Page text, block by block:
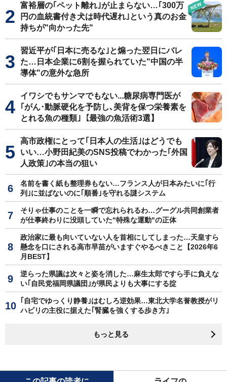
富裕層の｢ペット離れ｣が止まらない…｢300万
円の血統書付き犬は時代遅れ｣という真のお金
持ちが"向かった先"
習近平が｢日本に売るな｣と煽った翌日にバレ
た…日本企業に6割を握られていた"中国の半
導体"の意外な急所
イワシでもサンマでもない...糖尿病専門医が
｢がん･動脈硬化を予防し､美背を保つ栄養素を
とれる魚の種類｣【最強の魚活術3選】
高市政権にとって｢日本人の生活｣はどうでも
いい…小野田紀美のSNS投稿でわかった｢外国
人政策｣の本当の狙い
名前を書く紙も整理券もない…フランス人が日本みたいに｢行
列｣に並ばないのに｢順番｣を守れる謎システム
そりゃ仕事のことを一瞬で忘れられるわ…グーグル共同創業者
が仕事終わりに没頭していた"特殊な運動"の正体
政治家に最も向いていない人を首相にしてしまった…天皇すら
懸念を口にされる高市早苗がいますぐやるべきこと【2026年6
月BEST】
逆らった県議は次々と姿を消した…麻生太郎ですら手に負えな
い｢自民党福岡県議団｣が県民よりも大事にする掟
｢自宅でゆっくり静養｣はむしろ逆効果…東北大学名誉教授がリ
ハビリの主役に据えた｢腎臓を強くする歩き方｣
もっと見る